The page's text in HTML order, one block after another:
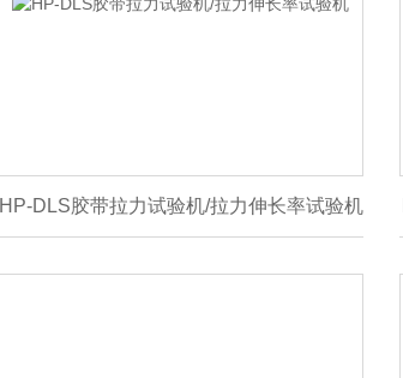
HP-DLS胶带拉力试验机/拉力伸长率试验机